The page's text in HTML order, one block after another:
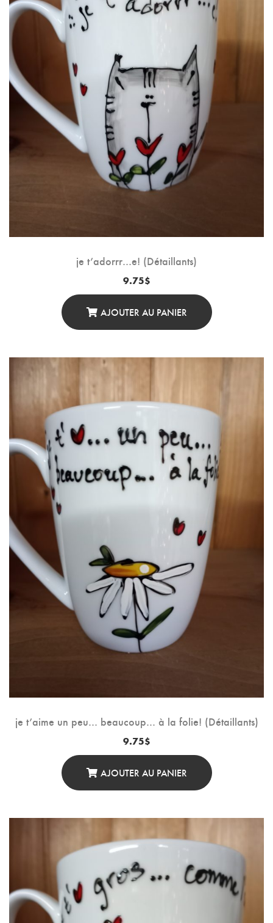
je t’adorrr…e! (Détaillants)
9.75$
AJOUTER AU PANIER
je t’aime un peu… beaucoup… à la folie! (Détaillants)
9.75$
AJOUTER AU PANIER